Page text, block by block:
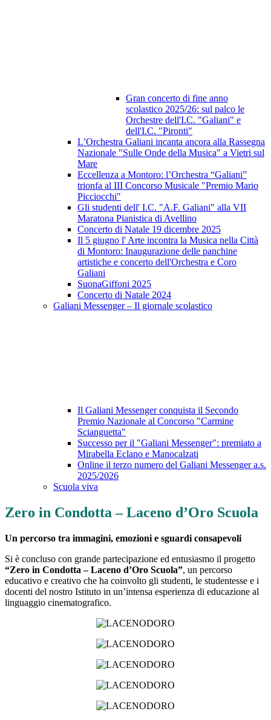
Gran concerto di fine anno
scolastico 2025/26: sul palco le
Orchestre dell'I.C. "Galiani" e
dell'I.C. "Pironti"
L’Orchestra Galiani incanta ancora alla Rassegna
Nazionale "Sulle Onde della Musica" a Vietri sul
Mare
Eccellenza a Montoro: l’Orchestra “Galiani”
trionfa al III Concorso Musicale "Premio Mario
Picciocchi"
Gli studenti dell' I.C. "A.F. Galiani" alla VII
Maratona Pianistica di Avellino
Concerto di Natale 19 dicembre 2025
Il 5 giugno l' Arte incontra la Musica nella Città
di Montoro: Inaugurazione delle panchine
artistiche e concerto dell'Orchestra e Coro
Galiani
SuonaGiffoni 2025
Concerto di Natale 2024
Galiani Messenger – Il giornale scolastico
Il Galiani Messenger conquista il Secondo
Premio Nazionale al Concorso "Carmine
Scianguetta"
Successo per il "Galiani Messenger": premiato a
Mirabella Eclano e Manocalzati
Online il terzo numero del Galiani Messenger a.s.
2025/2026
Scuola viva
Zero in Condotta – Laceno d’Oro Scuola
Un percorso tra immagini, emozioni e sguardi consapevoli
Si è concluso con grande partecipazione ed entusiasmo il progetto
“Zero in Condotta – Laceno d’Oro Scuola”, un percorso
educativo e creativo che ha coinvolto gli studenti, le studentesse e i
docenti del nostro Istituto in un’intensa esperienza di educazione al
linguaggio cinematografico.